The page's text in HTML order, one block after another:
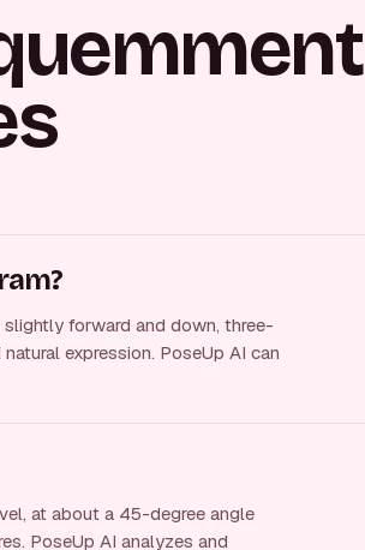
forward and down, three-
expression. PoseUp AI can
at about a 45-degree angle
PoseUp AI analyzes and